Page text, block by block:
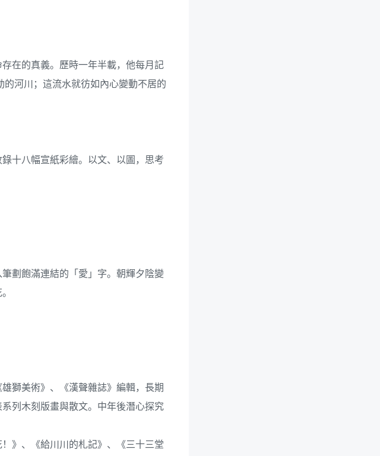
在的真義。歷時一年半載，他每月記
河川；這流水就彷如內心變動不居的
十八幅宣紙彩繪。以文、以圖，思考
劃飽滿連結的「愛」字。朝輝夕陰變
獅美術》、《漢聲雜誌》編輯，長期
列木刻版畫與散文。中年後潛心探究
》、《給川川的札記》、《三十三堂